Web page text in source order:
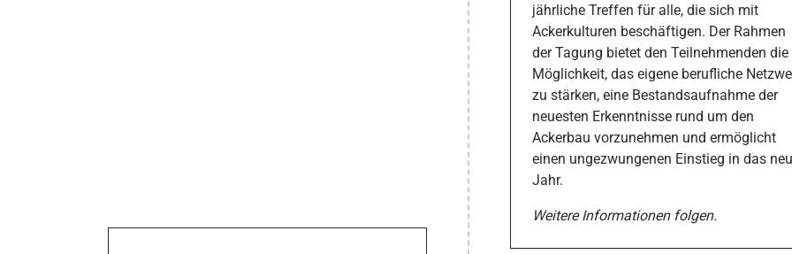
jährliche Treffen für alle, die sich mit
Ackerkulturen beschäftigen. Der Rahmen
der Tagung bietet den Teilnehmenden die
Möglichkeit, das eigene berufliche
zu stärken, eine Bestandsaufnahme der
neuesten Erkenntnisse rund um den
Ackerbau vorzunehmen und ermöglicht
einen ungezwungenen Einstieg in das
Jahr.
Weitere Informationen folgen.